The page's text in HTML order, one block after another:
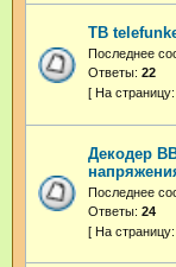
ТВ
Последнее
Ответы: 22
Декодер
Последнее
Ответы: 24